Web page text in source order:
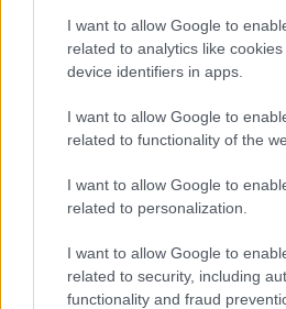
I want to allow Google to
related to analytics like
device identifiers in apps.
I want to allow Google to
related to functionality of the
I want to allow Google to
related to personalization.
I want to allow Google to
related to security, including
functionality and fraud
történtekért pedig
kiróttak egy 10
Extreme Cars
Max Verstappen had a
lane with Andrea Kimi
damaged his front
#MiamiGP #F1Sprint